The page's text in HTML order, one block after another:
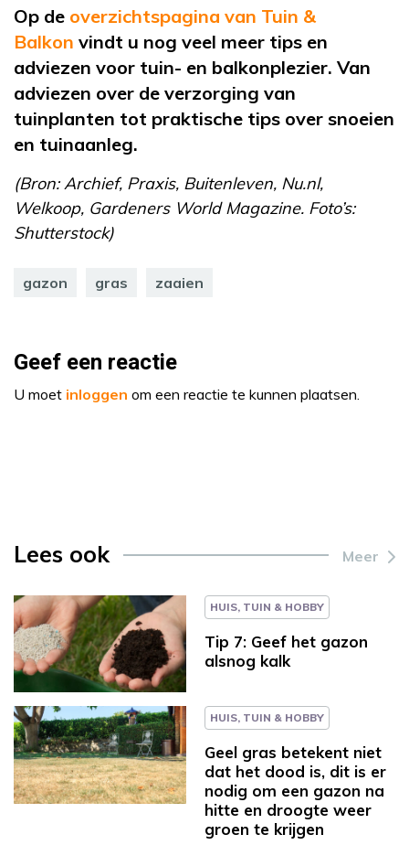
Op de overzichtspagina van Tuin &
Balkon vindt u nog veel meer tips en
adviezen voor tuin- en balkonplezier. Van
adviezen over de verzorging van
tuinplanten tot praktische tips over snoeien
en tuinaanleg.
(Bron: Archief, Praxis, Buitenleven, Nu.nl,
Welkoop, Gardeners World Magazine. Foto’s:
Shutterstock)
gazon gras zaaien
Geef een reactie
U moet inloggen om een reactie te kunnen plaatsen.
Lees ook Meer
HUIS, TUIN & HOBBY
Tip 7: Geef het gazon
alsnog kalk
HUIS, TUIN & HOBBY
Geel gras betekent niet
dat het dood is, dit is er
nodig om een gazon na
hitte en droogte weer
groen te krijgen